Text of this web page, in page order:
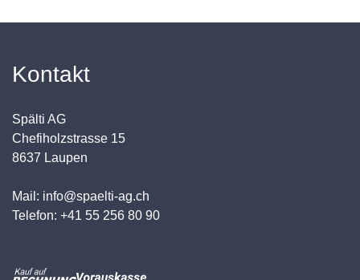
Kontakt
Spälti AG
Chefiholzstrasse 15
8637 Laupen
Mail: info@spaelti-ag.ch
Telefon: +41 55 256 80 90